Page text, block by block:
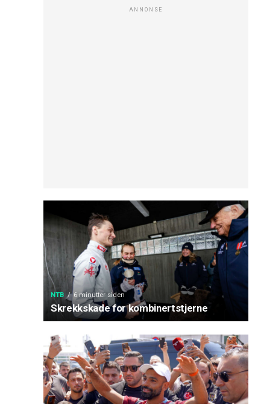
ANNONSE
NTB 6 minutter siden
Skrekkskade for kombinertstjerne